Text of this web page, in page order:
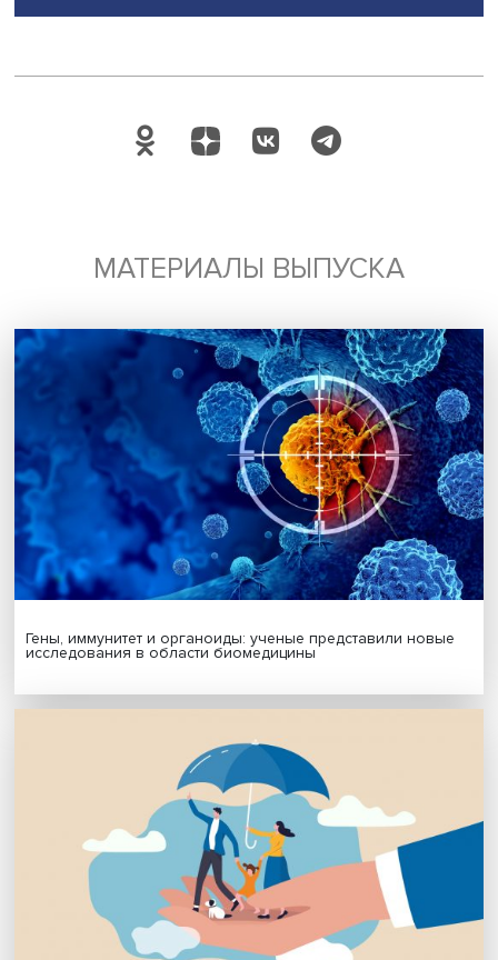
Иван Котлов.
исследование
Будь всегда в курсе !
Подпишись на наши новости:
Подписаться